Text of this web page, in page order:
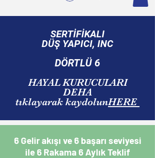
SERTİFİKALI
DÜŞ YAPICI, INC
DÖRTLÜ 6
HAYAL KURUCULARI
DEHA
tıklayarak kaydolunHERE
6 Gelir akışı ve 6 başarı seviyesi
ile 6 Rakama 6 Aylık Teklif